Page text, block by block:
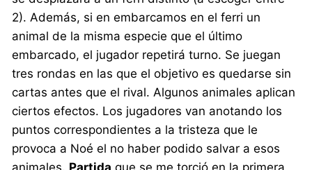
2). Además, si en embarcamos en el ferri un
animal de la misma especie que el último
embarcado, el jugador repetirá turno. Se juegan
tres rondas en las que el objetivo es quedarse sin
cartas antes que el rival. Algunos animales aplican
ciertos efectos. Los jugadores van anotando los
puntos correspondientes a la tristeza que le
provoca a Noé el no haber podido salvar a esos